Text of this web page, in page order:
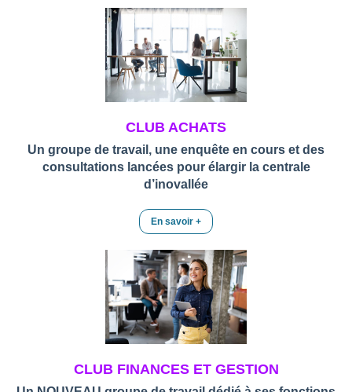
CLUB ACHATS
Un groupe de travail, une enquête en cours et des
consultations lancées pour élargir la centrale
d’inovallée
En savoir +
CLUB FINANCES ET GESTION